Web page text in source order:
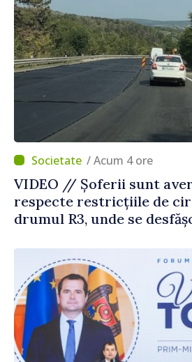
/ Acum 4 ore
VIDEO // Șoferii sunt
respecte restricțiile de
drumul R3, unde se